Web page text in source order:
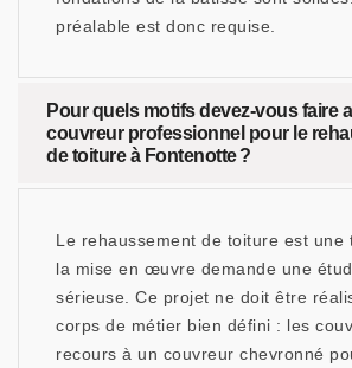
préalable est donc requise.
Pour quels motifs devez-vous faire
couvreur professionnel pour le
de toiture à Fontenotte ?
Le rehaussement de toiture est une
la mise en œuvre demande une
sérieuse. Ce projet ne doit être
corps de métier bien défini : les
recours à un couvreur chevronné